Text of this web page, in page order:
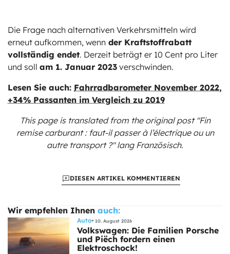
Die Frage nach alternativen Verkehrsmitteln wird
erneut aufkommen, wenn der Kraftstoffrabatt
vollständig endet. Derzeit beträgt er 10 Cent pro Liter
und soll am 1. Januar 2023 verschwinden.
Lesen Sie auch: Fahrradbarometer November 2022,
+34% Passanten im Vergleich zu 2019
This page is translated from the originalpost "Fin
remise carburant : faut-il passer à l’électrique ou un
autre transport ?"lang Französisch.
DIESEN ARTIKEL KOMMENTIEREN
Wir empfehlen Ihnen auch:
Auto 10. August 2026
Volkswagen: Die Familien Porsche
und Piëch fordern einen
Elektroschock!